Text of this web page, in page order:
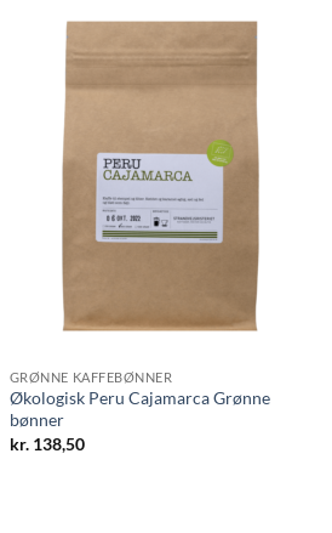
GRØNNE KAFFEBØNNER
Økologisk Peru Cajamarca Grønne
bønner
kr.138,50